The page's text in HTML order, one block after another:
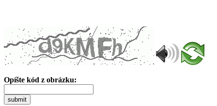
Opíšte kód z obrázku:
submit